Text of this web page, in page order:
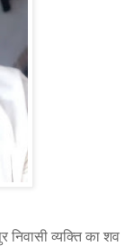
निवासी व्यक्ति का शव